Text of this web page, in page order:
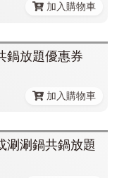
加入購物車
鍋放題優惠券
加入購物車
涮涮鍋共鍋放題